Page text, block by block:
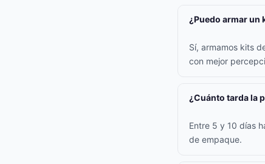
¿Puedo armar un
Sí, armamos kits
con mejor
¿Cuánto tarda la
Entre 5 y 10 días
de empaque.